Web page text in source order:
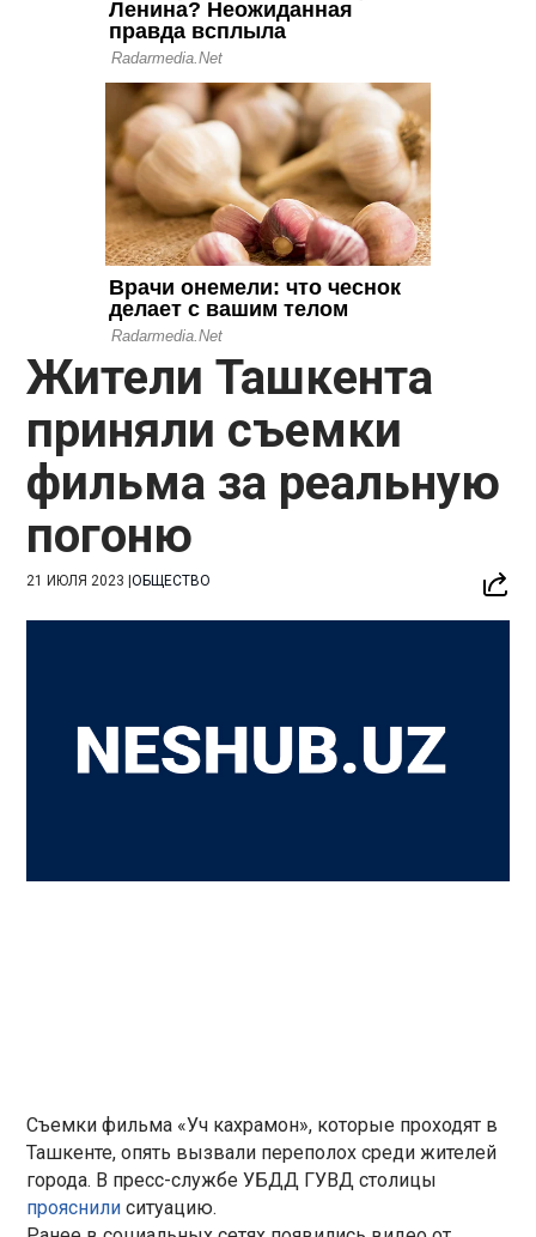
Жители Ташкента
приняли съемки
фильма за реальную
погоню
21 ИЮЛЯ 2023 |ОБЩЕСТВО
Съемки фильма «Уч кахрамон», которые проходят в
Ташкенте, опять вызвали переполох среди жителей
города. В пресс-службе УБДД ГУВД столицы
прояснили ситуацию.